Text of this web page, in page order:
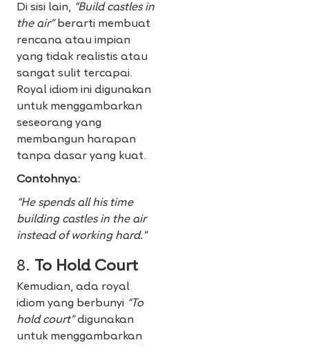
Di sisi lain, “Build castles in
the air”berarti membuat
rencana atau impian
yang tidak realistis atau
sangat sulit tercapai.
Royal idiom ini digunakan
untuk menggambarkan
seseorang yang
membangun harapan
tanpa dasar yang kuat.
Contohnya:
“He spends all his time
building castles in the air
instead of working hard.”
8. To Hold Court
Kemudian, ada royal
idiom yang berbunyi “To
hold court”digunakan
untuk menggambarkan